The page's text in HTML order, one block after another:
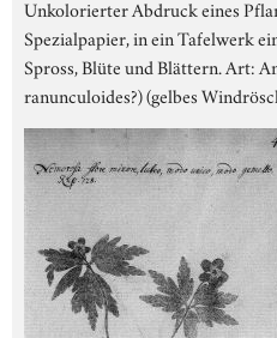
Unkolorierter Abdruck eines
Spezialpapier, in ein Tafelwerk
Spross, Blüte und Blättern. Art:
ranunculoides?) (gelbes